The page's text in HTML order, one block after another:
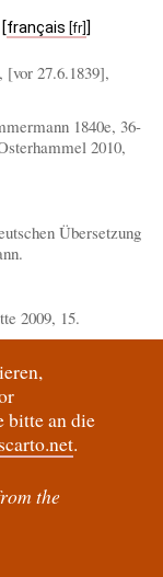
[français ]
27.6.1839],
1840e, 36-
2010,
Übersetzung
2009, 15.
bitte an die
.
the